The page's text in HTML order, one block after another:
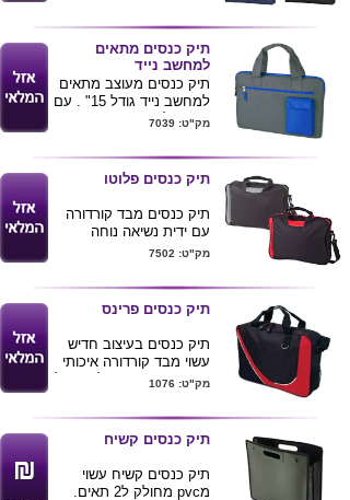
ניתן להדפסת לוגו ע"ג
התיקים .
תיק כנסים מתאים
למחשב נייד
תיק כנסים מעוצב מתאים
למחשב נייד גודל 15" . עם
נרתיק לנייד
תמונה . מידות : 36X30
ס"מ
ניתן להדפיס לוגו ע"ג התיק
.
מק"ט: 7039
תיק כנסים פלוטו
תיק כנסים מבד קורדורה
עם ידית נשיאה נוחה
ורצועת כתף
שטח הדפסה גדול
37X29X8
מגיע בצבע שחור משולב
אדום , ירוק , כחול ואפור.
מק"ט: 7502
תיק כנסים פרינס
תיק כנסים בעיצוב חדיש
עשוי מבד קורדורה איכותי
עם שטח הדפסת לוגו גדול
מידת התיק 41X31X9
ס"מ
מק"ט: 1076
תיק כנסים קשיח
תיק כנסים קשיח עשוי
מpvc מחולק ל2 תאים.